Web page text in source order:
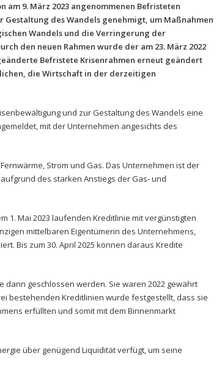
9. März 2023 angenommenen Befristeten
des Wandels genehmigt, um Maßnahmen
Wandels und die Verringerung der
den neuen Rahmen wurde der am 23. März 2022
Befristete Krisenrahmen erneut geändert
die Wirtschaft in der derzeitigen
und zur Gestaltung des Wandels eine
mit der Unternehmen angesichts des
Strom und Gas. Das Unternehmen ist der
des starken Anstiegs der Gas- und
1. Mai 2023 laufenden Kreditlinie mit vergünstigten
mittelbaren Eigentümerin des Unternehmens,
Bis zum 30. April 2025 können daraus Kredite
geschlossen werden. Sie waren 2022 gewährt
bestehenden Kreditlinien wurde festgestellt, dass sie
erfüllten und somit mit dem Binnenmarkt
über genügend Liquidität verfügt, um seine